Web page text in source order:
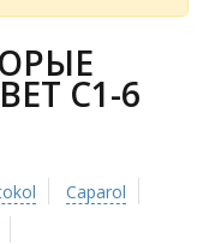
C1-6
Caparol